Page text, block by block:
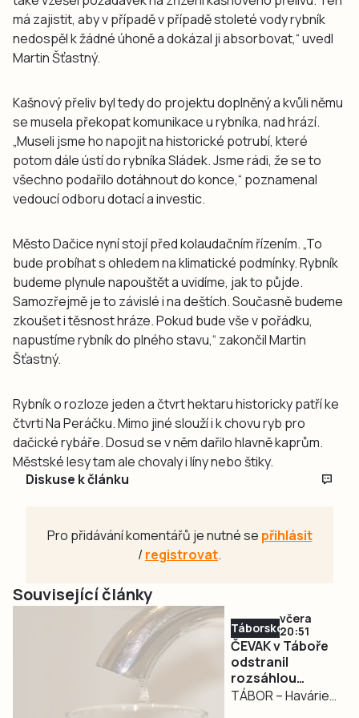
má zajistit, aby v případě v případě stoleté vody rybník
nedospěl k žádné úhoně a dokázal ji absorbovat,“ uvedl
Martin Šťastný.
Kašnový přeliv byl tedy do projektu doplněný a kvůli němu
se musela překopat komunikace u rybníka, nad hrází.
„Museli jsme ho napojit na historické potrubí, které
potom dále ústí do rybníka Sládek. Jsme rádi, že se to
všechno podařilo dotáhnout do konce,“ poznamenal
vedoucí odboru dotací a investic.
Město Dačice nyní stojí před kolaudačním řízením. „To
bude probíhat s ohledem na klimatické podmínky. Rybník
budeme plynule napouštět a uvidíme, jak to půjde.
Samozřejmě je to závislé i na deštích. Současně budeme
zkoušet i těsnost hráze. Pokud bude vše v pořádku,
napustíme rybník do plného stavu,“ zakončil Martin
Šťastný.
Rybník o rozloze jeden a čtvrt hektaru historicky patří ke
čtvrti Na Peráčku. Mimo jiné slouží i k chovu ryb pro
dačické rybáře. Dosud se v něm dařilo hlavně kaprům.
Městské lesy tam ale chovaly i líny nebo štiky.
Diskuse k článku
Pro přidávání komentářů je nutné se přihlásit
/registrovat.
Související články
Táborsko
včera
20:51
ČEVAK v Táboře
odstranil
rozsáhlou
havárii a v půl
TÁBOR – Havárie